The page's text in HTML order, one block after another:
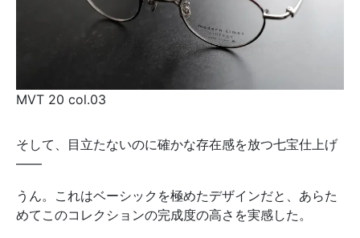
MVT 20 col.03
そして、目立たないのに確かな存在感を放つ七宝仕上げ
――
うん。これはベーシックを極めたデザインだと、あらた
めてこのコレクションの完成度の高さを実感した。